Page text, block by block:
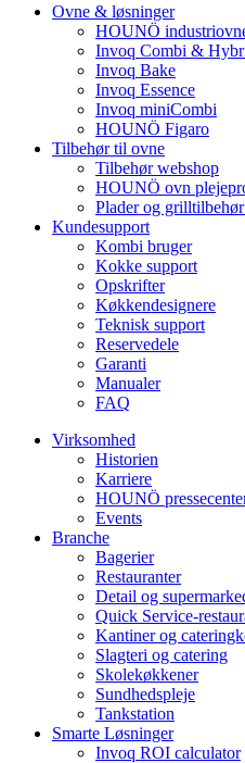
Ovne & løsninger
HOUNÖ
Invoq Combi &
Invoq Bake
Invoq Essence
Invoq miniCombi
HOUNÖ Figaro
Tilbehør til ovne
Tilbehør webshop
HOUNÖ ovn
Plader og
Kundesupport
Kombi bruger
Kokke support
Opskrifter
Køkkendesignere
Teknisk support
Reservedele
Garanti
Manualer
FAQ
Virksomhed
Historien
Karriere
HOUNÖ
Events
Branche
Bagerier
Restauranter
Detail og
Quick Service-
Kantiner og
Slagteri og catering
Skolekøkkener
Sundhedspleje
Tankstation
Smarte Løsninger
Invoq ROI calculator